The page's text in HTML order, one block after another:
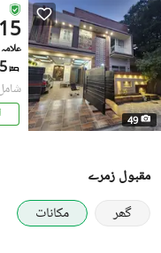
49
5
شامل
مقبول زمرے
گھر
مکانات